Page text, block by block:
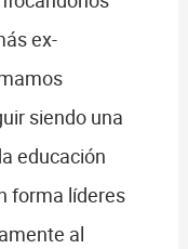
ex-
siendo una
educación
forma líderes
al